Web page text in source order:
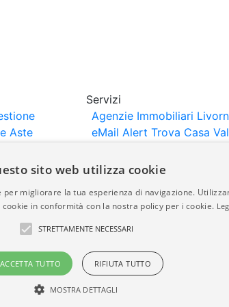
Aste
Servizi
Agenzie Immobiliari
eMail Alert Trova Casa
pubblicati da agenzie immobiliari e
della completezza, della
sito web utilizza cookie
per migliorare la tua esperienza di navigazione.
in conformità con la nostra policy per i cookie.
STRETTAMENTE NECESSARI
ACCETTA TUTTO RIFIUTA TUTTO
MOSTRA DETTAGLI